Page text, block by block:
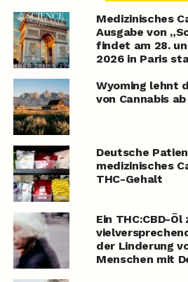
Medizinisches
Ausgabe von
findet am 28.
2026 in Paris
Wyoming lehnt
von Cannabis ab
Deutsche
medizinisches
THC-Gehalt
Ein THC:CBD-Öl
der Linderung
Menschen mit